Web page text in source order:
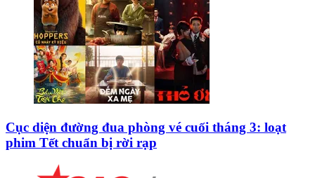
Cục diện đường đua phòng vé cuối tháng 3: loạt
phim Tết chuẩn bị rời rạp